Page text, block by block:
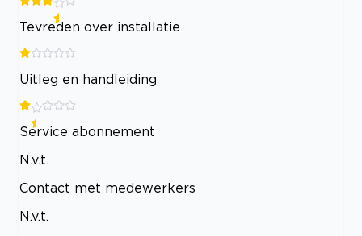
Tevreden over installatie
Uitleg en handleiding
Service abonnement
N.v.t.
Contact met medewerkers
N.v.t.